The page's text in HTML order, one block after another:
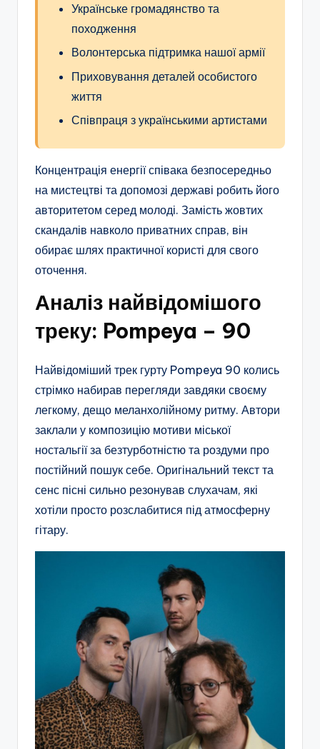
Українське громадянство та
походження
Волонтерська підтримка нашої армії
Приховування деталей особистого
життя
Співпраця з українськими артистами
Концентрація енергії співака безпосередньо
на мистецтві та допомозі державі робить його
авторитетом серед молоді. Замість жовтих
скандалів навколо приватних справ, він
обирає шлях практичної користі для свого
оточення.
Аналіз найвідомішого
треку: Pompeya – 90
Найвідоміший трек гурту Pompeya 90 колись
стрімко набирав перегляди завдяки своєму
легкому, дещо меланхолійному ритму. Автори
заклали у композицію мотиви міської
ностальгії за безтурботністю та роздуми про
постійний пошук себе. Оригінальний текст та
сенс пісні сильно резонував слухачам, які
хотіли просто розслабитися під атмосферну
гітару.